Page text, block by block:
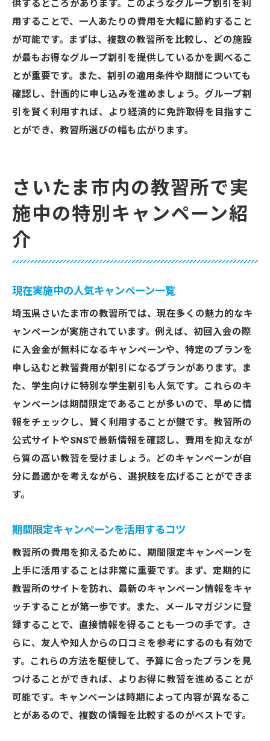
供するところがあります。このようなグループ割引を利
用することで、一人あたりの費用を大幅に節約すること
が可能です。まずは、複数の教習所を比較し、どの施設
が最もお得なグループ割引を提供しているかを調べるこ
とが重要です。また、割引の適用条件や期間についても
確認し、計画的に申し込みを進めましょう。グループ割
引を賢く利用すれば、より経済的に免許取得を目指すこ
とができ、教習所選びの幅も広がります。
さいたま市内の教習所で実
施中の特別キャンペーン紹
介
現在実施中の人気キャンペーン一覧
埼玉県さいたま市の教習所では、現在多くの魅力的なキ
ャンペーンが実施されています。例えば、初回入会の際
に入会金が無料になるキャンペーンや、特定のプランを
申し込むと教習費用が割引になるプランがあります。ま
た、学生向けに特別な学生割引も人気です。これらのキ
ャンペーンは期間限定であることが多いので、早めに情
報をチェックし、賢く利用することが鍵です。教習所の
公式サイトやSNSで最新情報を確認し、費用を抑えなが
ら質の高い教習を受けましょう。どのキャンペーンが自
分に最適かを考えながら、選択肢を広げることができま
す。
期間限定キャンペーンを活用するコツ
教習所の費用を抑えるために、期間限定キャンペーンを
上手に活用することは非常に重要です。まず、定期的に
教習所のサイトを訪れ、最新のキャンペーン情報をキャ
ッチすることが第一歩です。また、メールマガジンに登
録することで、直接情報を得ることも一つの手です。さ
らに、友人や知人からの口コミを参考にするのも有効で
す。これらの方法を駆使して、予算に合ったプランを見
つけることができれば、よりお得に教習を進めることが
可能です。キャンペーンは時期によって内容が異なるこ
とがあるので、複数の情報を比較するのがベストです。